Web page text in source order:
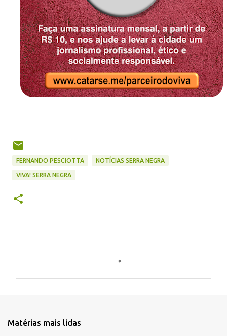
FERNANDO PESCIOTTA NOTÍCIAS SERRA NEGRA
VIVA! SERRA NEGRA
t
Matérias mais lidas